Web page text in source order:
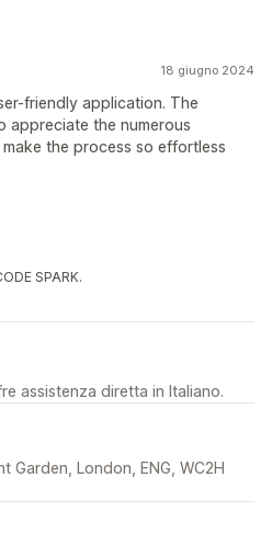
18 giugno 2024
friendly application. The
appreciate the numerous
the process so effortless
SPARK.
assistenza diretta in Italiano.
Garden, London, ENG, WC2H